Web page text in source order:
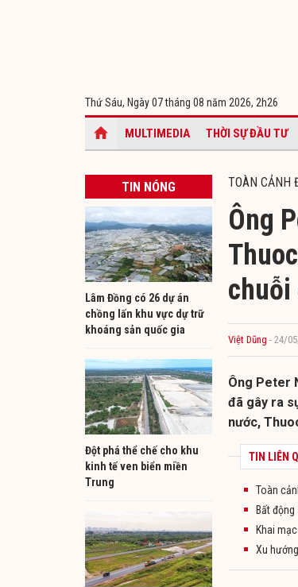
Thứ Sáu, Ngày 07 tháng 08 năm 2026, 2h26
MULTIMEDIA THỜI SỰ ĐẦU TƯ
TIN NÓNG
Lâm Đồng có 26 dự án
chồng lấn khu vực dự trữ
khoáng sản quốc gia
Đột phá thể chế cho khu
kinh tế ven biển miền
Trung
TOÀN CẢNH
Ông
chuỗi
Việt Dũng - 24/
Ông Peter
đã gây ra
nước,
TIN LIÊN
Toàn
Bất
Khai
Xu